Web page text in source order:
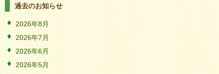
過去のお知らせ
2026年8月
2026年7月
2026年6月
2026年5月